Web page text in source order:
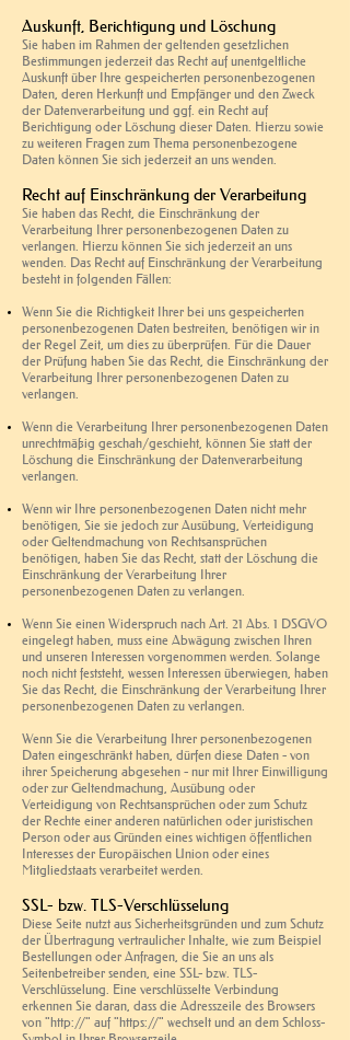
Auskunft, Berichtigung und Löschung
Sie haben im Rahmen der geltenden gesetzlichen
Bestimmungen jederzeit das Recht auf unentgeltliche
Auskunft über Ihre gespeicherten personenbezogenen
Daten, deren Herkunft und Empfänger und den Zweck
der Datenverarbeitung und ggf. ein Recht auf
Berichtigung oder Löschung dieser Daten. Hierzu sowie
zu weiteren Fragen zum Thema personenbezogene
Daten können Sie sich jederzeit an uns wenden.
Recht auf Einschränkung der Verarbeitung
Sie haben das Recht, die Einschränkung der
Verarbeitung Ihrer personenbezogenen Daten zu
verlangen. Hierzu können Sie sich jederzeit an uns
wenden. Das Recht auf Einschränkung der Verarbeitung
besteht in folgenden Fällen:
Wenn Sie die Richtigkeit Ihrer bei uns gespeicherten
personenbezogenen Daten bestreiten, benötigen wir in
der Regel Zeit, um dies zu überprüfen. Für die Dauer
der Prüfung haben Sie das Recht, die Einschränkung der
Verarbeitung Ihrer personenbezogenen Daten zu
verlangen.
Wenn die Verarbeitung Ihrer personenbezogenen Daten
unrechtmäßig geschah/geschieht, können Sie statt der
Löschung die Einschränkung der Datenverarbeitung
verlangen.
Wenn wir Ihre personenbezogenen Daten nicht mehr
benötigen, Sie sie jedoch zur Ausübung, Verteidigung
oder Geltendmachung von Rechtsansprüchen
benötigen, haben Sie das Recht, statt der Löschung die
Einschränkung der Verarbeitung Ihrer
personenbezogenen Daten zu verlangen.
Wenn Sie einen Widerspruch nach Art. 21 Abs. 1 DSGVO
eingelegt haben, muss eine Abwägung zwischen Ihren
und unseren Interessen vorgenommen werden. Solange
noch nicht feststeht, wessen Interessen überwiegen, haben
Sie das Recht, die Einschränkung der Verarbeitung Ihrer
personenbezogenen Daten zu verlangen.
Wenn Sie die Verarbeitung Ihrer personenbezogenen
Daten eingeschränkt haben, dürfen diese Daten - von
ihrer Speicherung abgesehen - nur mit Ihrer Einwilligung
oder zur Geltendmachung, Ausübung oder
Verteidigung von Rechtsansprüchen oder zum Schutz
der Rechte einer anderen natürlichen oder juristischen
Person oder aus Gründen eines wichtigen öffentlichen
Interesses der Europäischen Union oder eines
Mitgliedstaats verarbeitet werden.
SSL- bzw. TLS-Verschlüsselung
Diese Seite nutzt aus Sicherheitsgründen und zum Schutz
der Übertragung vertraulicher Inhalte, wie zum Beispiel
Bestellungen oder Anfragen, die Sie an uns als
Seitenbetreiber senden, eine SSL- bzw. TLS-
Verschlüsselung. Eine verschlüsselte Verbindung
erkennen Sie daran, dass die Adresszeile des Browsers
von "http://" auf "https://" wechselt und an dem Schloss-